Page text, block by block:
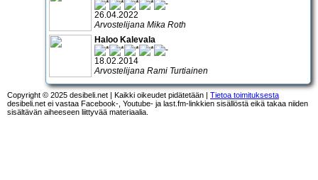
26.04.2022
Arvostelijana Mika Roth
Haloo Kalevala
18.02.2014
Arvostelijana Rami Turtiainen
Copyright © 2025 desibeli.net | Kaikki oikeudet pidätetään | Tietoa toimituksesta
desibeli.net ei vastaa Facebook-, Youtube- ja last.fm-linkkien sisällöstä eikä takaa niiden
sisältävän aiheeseen liittyvää materiaalia.